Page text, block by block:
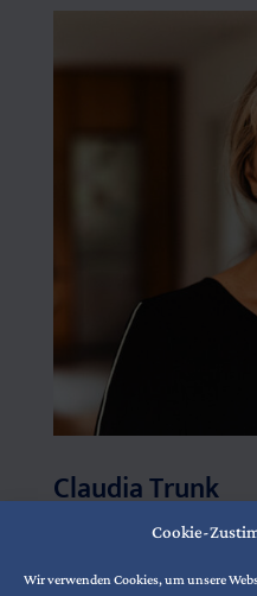
Cookie-
Wir verwenden Cookies, um unsere
Claudia Trunk
Systematische Beraterin
Wilhelmstrasse 60b
63741 Aschaffenburg